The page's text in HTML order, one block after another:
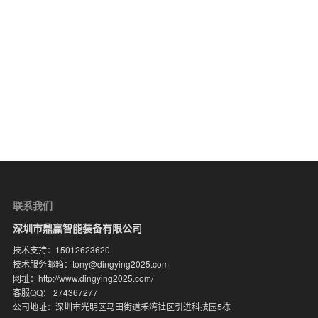
联系我们
深圳市鼎赢智能装备有限公司
技术支持：15012623620
技术服务邮箱：tony@dingying2025.com
网址：http://www.dingying2025.com/
客服QQ： 274367277
公司地址：深圳市光明区马田街道禾湾社区引进科技园5栋